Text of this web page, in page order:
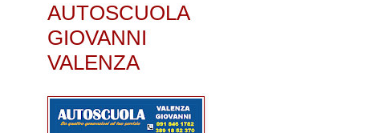
AUTOSCUOLA
GIOVANNI
VALENZA